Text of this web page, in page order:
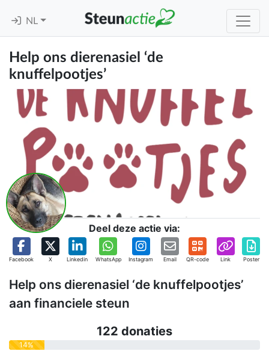
NL
Help ons dierenasiel ‘de
knuffelpootjes’
Deel deze actie via:
Facebook X Linkedin WhatsApp Instagram Email QR-code Link Poster
Help ons dierenasiel ‘de knuffelpootjes’
aan financiele steun
122 donaties
14%